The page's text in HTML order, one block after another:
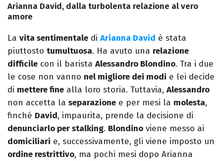
Arianna David, dalla turbolenta relazione al vero
amore
La vita sentimentale di Arianna David è stata
piuttosto tumultuosa. Ha avuto una relazione
difficile con il barista Alessandro Blondino. Tra i due
le cose non vanno nel migliore dei modi e lei decide
di mettere fine alla loro storia. Tuttavia, Alessandro
non accetta la separazione e per mesi la molesta,
finché David, impaurita, prende la decisione di
denunciarlo per stalking. Blondino viene messo ai
domiciliari e, successivamente, gli viene imposto un
ordine restrittivo, ma pochi mesi dopo Arianna